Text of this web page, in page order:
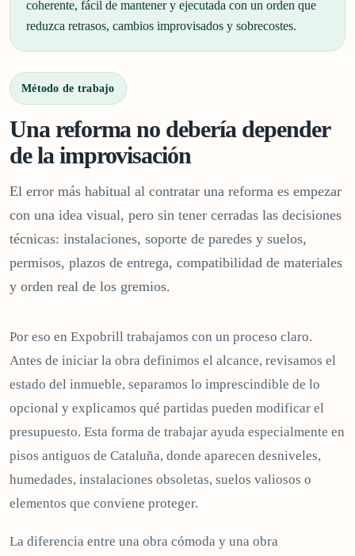
coherente, fácil de mantener y ejecutada con un orden que
reduzca retrasos, cambios improvisados y sobrecostes.
Método de trabajo
Una reforma no debería depender
de la improvisación
El error más habitual al contratar una reforma es empezar
con una idea visual, pero sin tener cerradas las decisiones
técnicas: instalaciones, soporte de paredes y suelos,
permisos, plazos de entrega, compatibilidad de materiales
y orden real de los gremios.
Por eso en Expobrill trabajamos con un proceso claro.
Antes de iniciar la obra definimos el alcance, revisamos el
estado del inmueble, separamos lo imprescindible de lo
opcional y explicamos qué partidas pueden modificar el
presupuesto. Esta forma de trabajar ayuda especialmente en
pisos antiguos de Cataluña, donde aparecen desniveles,
humedades, instalaciones obsoletas, suelos valiosos o
elementos que conviene proteger.
La diferencia entre una obra cómoda y una obra